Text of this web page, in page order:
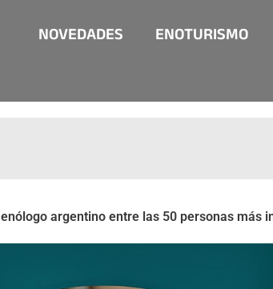
NOVEDADES ENOTURISMO
argentino entre las 50 personas más